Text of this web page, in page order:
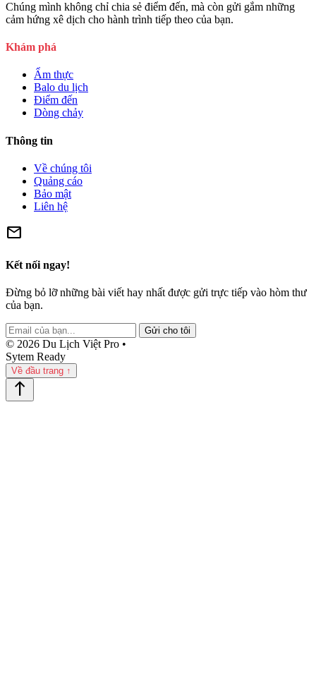
Chúng mình không chỉ chia sẻ điểm đến, mà còn gửi gắm những
cảm hứng xê dịch cho hành trình tiếp theo của bạn.
Khám phá
Ẩm thực
Balo du lịch
Điểm đến
Dòng chảy
Thông tin
Về chúng tôi
Quảng cáo
Bảo mật
Liên hệ
mail
Kết nối ngay!
Đừng bỏ lỡ những bài viết hay nhất được gửi trực tiếp vào hòm thư
của bạn.
Gửi cho tôi
© 2026 Du Lịch Việt Pro •
Sytem Ready
Về đầu trang ↑
north